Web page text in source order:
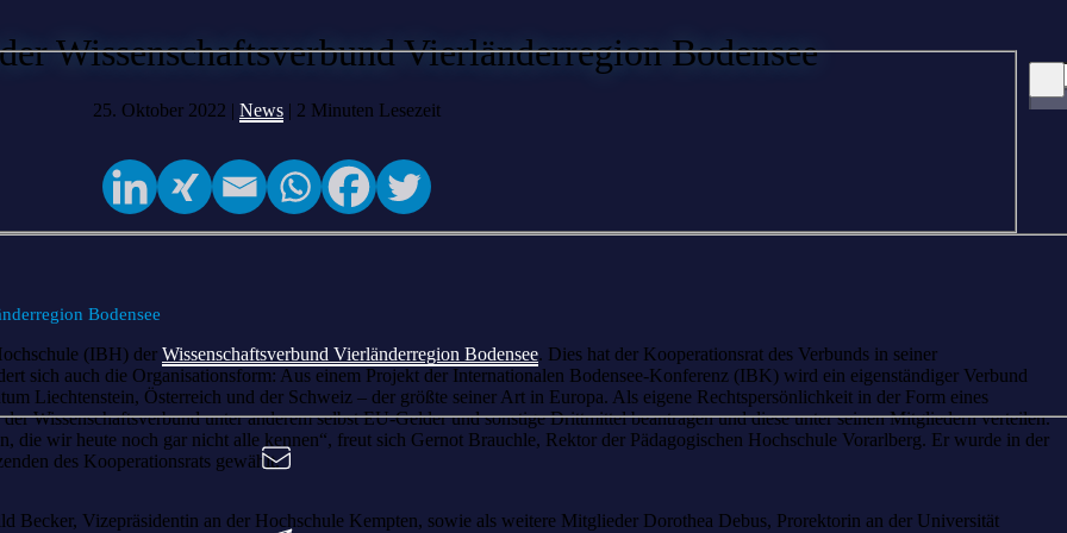
Wissenschaftsverbund Vierländerregion Bodensee
25. Oktober 2022 | News | 2 Minuten Lesezeit
Bodensee
(IBH) der Wissenschaftsverbund Vierländerregion Bodensee. Dies hat der Kooperationsrat des Verbunds in seiner
sich auch die Organisationsform: Aus einem Projekt der Internationalen Bodensee-Konferenz (IBK) wird ein eigenständiger Verbund
Liechtenstein, Österreich und der Schweiz – der größte seiner Art in Europa. Als eigene Rechtspersönlichkeit in der Form eines
Wissenschaftsverbund unter anderem selbst EU-Gelder und sonstige Drittmittel beantragen und diese unter seinen Mitgliedern verteilen.
die wir heute noch gar nicht alle kennen“, freut sich Gernot Brauchle, Rektor der Pädagogischen Hochschule Vorarlberg. Er wurde in der
des Kooperationsrats gewählt.
Becker, Vizepräsidentin an der Hochschule Kempten, sowie als weitere Mitglieder Dorothea Debus, Prorektorin an der Universität